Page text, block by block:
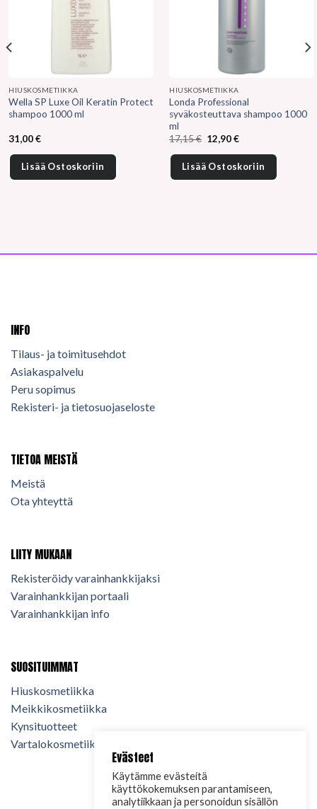
HIUSKOSMETIIKKA
Wella SP Luxe Oil Keratin Protect
shampoo 1000 ml
31,00€
Lisää Ostoskoriin
HIUSKOSMETIIKKA
Londa Professional
syväkosteuttava shampoo 1000
ml
17,15€ Alkuperäinen
hinta
oli:
17,15 €.
12,90€Nykyinen
on:
12,90 €.
Lisää Ostoskoriin
INFO
Tilaus- ja toimitusehdot
Asiakaspalvelu
Peru sopimus
Rekisteri- ja tietosuojaseloste
TIETOA MEISTÄ
Meistä
Ota yhteyttä
LIITY MUKAAN
Rekisteröidy varainhankkijaksi
Varainhankkijan portaali
Varainhankkijan info
SUOSITUIMMAT
Hiuskosmetiikka
Meikkikosmetiikka
Kynsituotteet
Vartalokosmetiikka
Evästeet
Käytämme evästeitä
käyttökokemuksen parantamiseen,
analytiikkaan ja personoidun sisällön